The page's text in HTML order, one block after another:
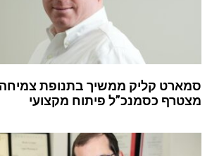
סמארט קליק ממשיך בתנופת צמיחה:
מצטרף כסמנכ”ל פיתוח מקצועי